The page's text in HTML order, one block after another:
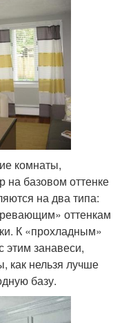
комнаты,
на базовом оттенке
на два типа:
оттенкам
К «прохладным»
этим занавеси,
как нельзя лучше
базу.